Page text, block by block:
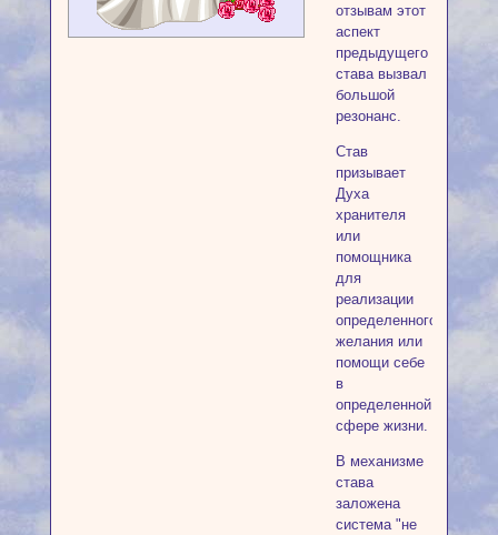
отзывам этот
аспект
предыдущего
става вызвал
большой
резонанс.
Став
призывает
Духа
хранителя
или
помощника
для
реализации
определенного
желания или
помощи себе
в
определенной
сфере жизни.
В механизме
става
заложена
система "не